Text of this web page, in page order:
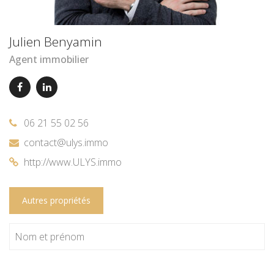
Julien Benyamin
Agent immobilier
06 21 55 02 56
contact@ulys.immo
http://www.ULYS.immo
Autres propriétés